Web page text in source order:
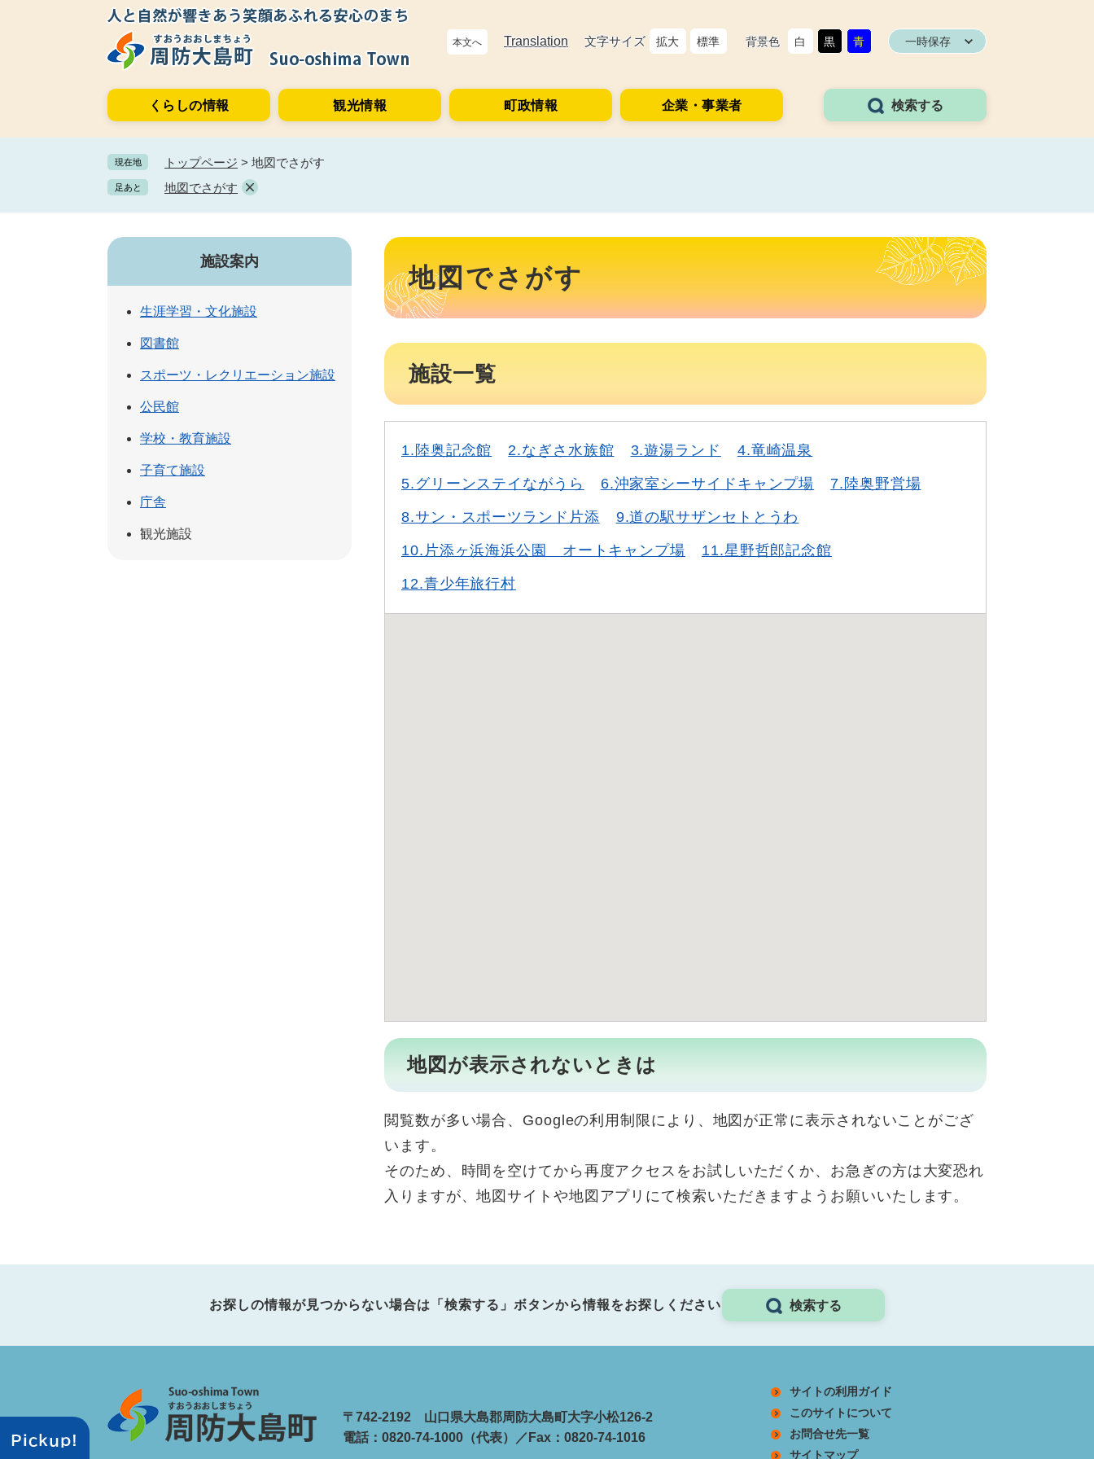
本文へ Translation 文字サイズ 拡大 標準 背景色 白 黒 青 一時保存
くらしの情報 観光情報 町政情報 企業・事業者 検索する
現在地 トップページ > 地図でさがす
足あと 地図でさがす
本
地図でさがす
施設一覧
1.陸奥記念館 2.なぎさ水族館 3.遊湯ランド 4.竜崎温泉
5.グリーンステイながうら 6.沖家室シーサイドキャンプ場 7.陸奥野営場
8.サン・スポーツランド片添 9.道の駅サザンセトとうわ
10.片添ヶ浜海浜公園 オートキャンプ場 11.星野哲郎記念館
12.青少年旅行村
地図が表示されないときは
閲覧数が多い場合、Googleの利用制限により、地図が正常に表示されないことがござ
います。
そのため、時間を空けてから再度アクセスをお試しいただくか、お急ぎの方は大変恐れ
入りますが、地図サイトや地図アプリにて検索いただきますようお願いいたします。
施設案内
生涯学習・文化施設
図書館
スポーツ・レクリエーション施設
公民館
学校・教育施設
子育て施設
庁舎
観光施設
お探しの情報が見つからない場合は「検索する」ボタンから情報をお探しください 検索する
〒742-2192 山口県大島郡周防大島町大字小松126-2
電話：0820-74-1000（代表）／Fax：0820-74-1016
サイトの利用ガイド
このサイトについて
お問合せ先一覧
サイトマップ